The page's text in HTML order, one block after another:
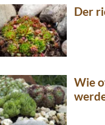
Der
Wie